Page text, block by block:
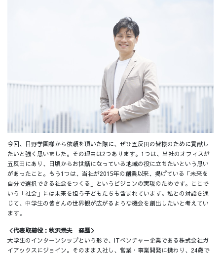
今回、日野学園様から依頼を頂いた際に、ぜひ五反田の皆様のために貢献し
たいと強く思いました。その理由は2つあります。1つは、当社のオフィスが
五反田にあり、日頃からお世話になっている地域の役に立ちたいという思い
があったこと。もう1つは、当社が2015年の創業以来、掲げている「未来を
自分で選択できる社会をつくる」というビジョンの実現のためです。ここで
いう「社会」には未来を担う子どもたちも含まれています。私との対話を通
じて、中学生の皆さんの世界観が広がるような機会を創出したいと考えてい
ます。
＜代表取締役：秋沢崇夫 経歴＞
大学生のインターンシップという形で、ITベンチャー企業である株式会社ガ
イアックスにジョイン。そのまま入社し、営業・事業開発に携わり、24歳で